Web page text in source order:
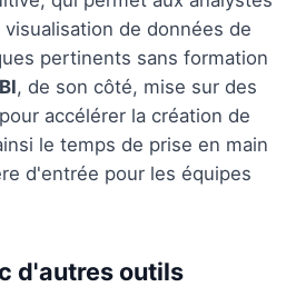
de données de
pertinents sans formation
, de son côté, mise sur des
accélérer la création de
le temps de prise en main
d'entrée pour les équipes
d'autres outils